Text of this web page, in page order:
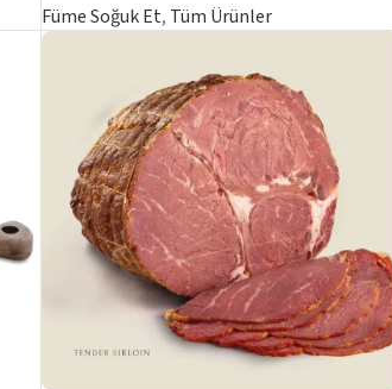
Füme Soğuk Et, Tüm Ürünler